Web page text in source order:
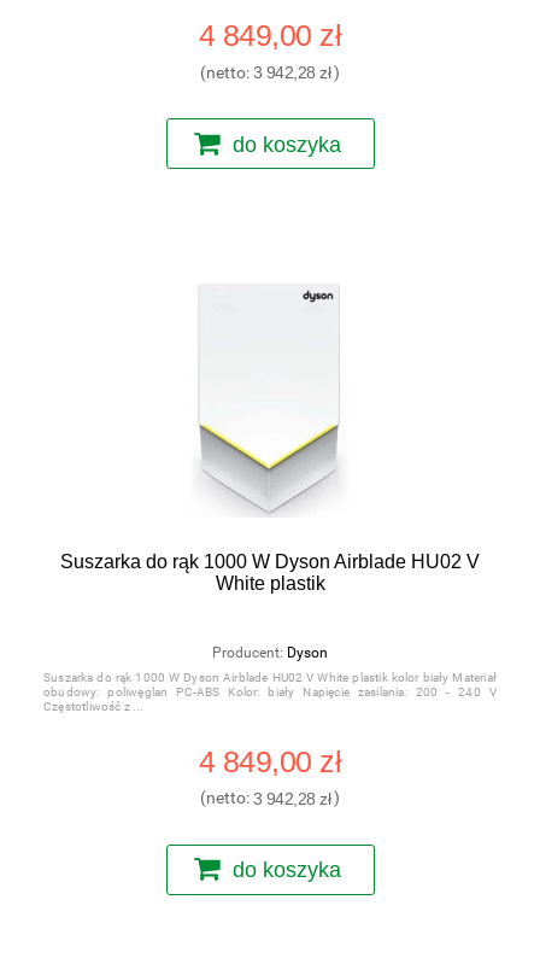
4 849,00 zł
(netto:3 942,28 zł)
do koszyka
Suszarka do rąk 1000 W Dyson Airblade HU02 V
White plastik
Producent: Dyson
Suszarka do rąk 1000 W Dyson Airblade HU02 V White plastik kolor biały Materiał
obudowy: poliwęglan PC-ABS Kolor: biały Napięcie zasilania: 200 - 240 V
Częstotliwość z
4 849,00 zł
(netto:3 942,28 zł)
do koszyka